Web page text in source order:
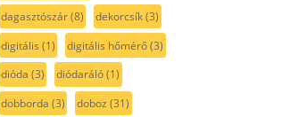
dagasztószár(8) dekorcsík(3)
digitális (1) digitális hőmérő(3)
dióda (3) diódaráló(1)
dobborda (3) doboz (31)